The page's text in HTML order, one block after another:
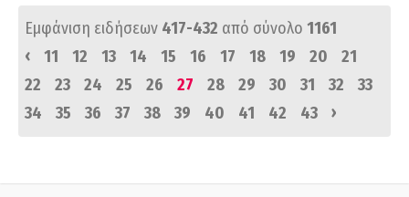
Εμφάνιση ειδήσεων 417-432 από σύνολο 1161
‹
11 12 13 14 15 16 17 18 19 20
21
22
23 24 25 26 27 28 29 30 31 32
33
34
35 36 37 38 39 40 41 42 43 ›